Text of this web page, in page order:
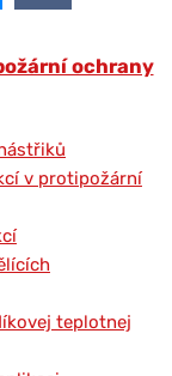
ochrany
v protipožární
teplotnej